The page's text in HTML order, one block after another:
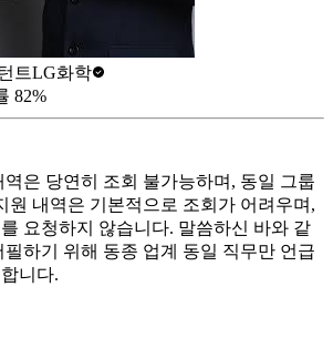
트LG화학
82%
역은 당연히 조회 불가능하며, 동일 그룹
원 내역은 기본적으로 조회가 어려우며,
요청하지 않습니다. 말씀하신 바와 같
필하기 위해 동종 업계 동일 직무만 언급
니다.